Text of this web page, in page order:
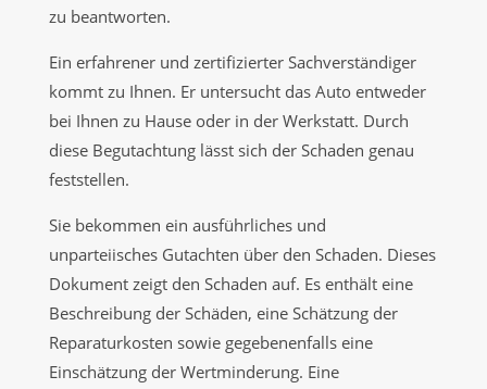
zu beantworten.
Ein erfahrener und zertifizierter Sachverständiger
kommt zu Ihnen. Er untersucht das Auto entweder
bei Ihnen zu Hause oder in der Werkstatt. Durch
diese Begutachtung lässt sich der Schaden genau
feststellen.
Sie bekommen ein ausführliches und
unparteiisches Gutachten über den Schaden. Dieses
Dokument zeigt den Schaden auf. Es enthält eine
Beschreibung der Schäden, eine Schätzung der
Reparaturkosten sowie gegebenenfalls eine
Einschätzung der Wertminderung. Eine